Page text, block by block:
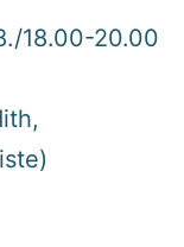
18.00-20.00